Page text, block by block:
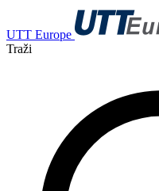
UTT Europe
Traži